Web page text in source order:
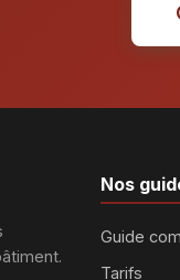
Nos
Guide
Tarifs